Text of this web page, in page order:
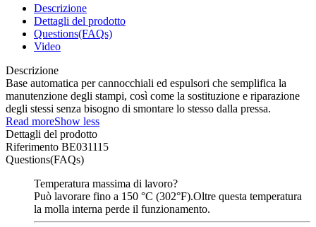
Descrizione
Dettagli del prodotto
Questions(FAQs)
Video
Descrizione
Base automatica per cannocchiali ed espulsori che semplifica la
manutenzione degli stampi, così come la sostituzione e riparazione
degli stessi senza bisogno di smontare lo stesso dalla pressa.
Read moreShow less
Dettagli del prodotto
Riferimento BE031115
Questions(FAQs)
Temperatura massima di lavoro?
Può lavorare fino a 150 °C (302°F).Oltre questa temperatura
la molla interna perde il funzionamento.